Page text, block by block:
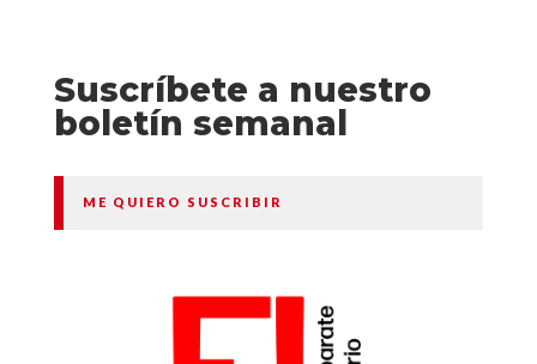
Suscríbete a nuestro
boletín semanal
ME QUIERO SUSCRIBIR